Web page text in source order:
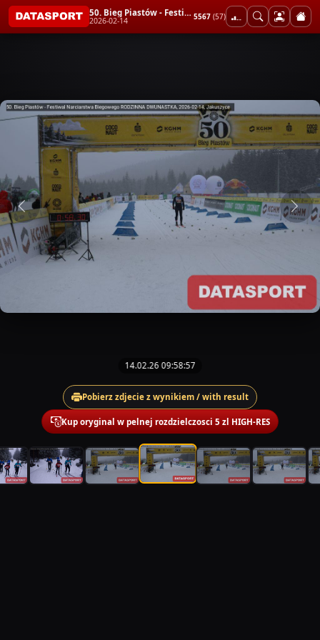
50. Bieg Piastów - Festiwal Narciarstwa Biegowego RODZINNA DWUNASTKA
2026-02-14 5567 (57)
14.02.26 09:58:57
Pobierz zdjecie z wynikiem / with result
Kup oryginal w pelnej rozdzielczosci 5 zl HIGH-RES